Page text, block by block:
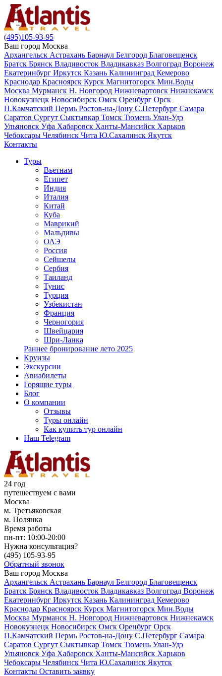
(495)105-93-95
Ваш город Москва
Архангельск Астрахань Барнаул Белгород Благовещенск
Братск Брянск Владивосток Владикавказ Волгоград Воронеж
Екатеринбург Иркутск Казань Калининград Кемерово
Краснодар Красноярск Курск Магнитогорск Мин.Воды
Москва Мурманск Н. Новгород Нижневартовск Нижнекамск
Новокузнецк Новосибирск Омск Оренбург Орск
П.Камчатский Пермь Ростов-на-Дону С.Петербург Самара
Саратов Сургут Сыктывкар Томск Тюмень Улан-Удэ
Ульяновск Уфа Хабаровск Ханты-Мансийск Харьков
Чебоксары Челябинск Чита Ю.Сахалинск Якутск
Контакты
Туры
Вьетнам
Египет
Индия
Италия
Китай
Куба
Маврикий
Мальдивы
ОАЭ
Россия
Сейшелы
Сербия
Таиланд
Тунис
Турция
Узбекистан
Франция
Черногория
Швейцария
Шри-Ланка
Раннее бронирование лето 2025
Круизы
Экскурсии
Авиабилеты
Горящие туры
Блог
О компании
Отзывы
Туры онлайн
Как купить тур онлайн
Наш Telegram
24 год
путешествуем с вами
Москва
м. Третьяковская
м. Полянка
Время работы
пн-пт: 10:00-20:00
Нужна консультация?
(495) 105-93-95
Обратный звонок
Ваш город Москва
Архангельск Астрахань Барнаул Белгород Благовещенск
Братск Брянск Владивосток Владикавказ Волгоград Воронеж
Екатеринбург Иркутск Казань Калининград Кемерово
Краснодар Красноярск Курск Магнитогорск Мин.Воды
Москва Мурманск Н. Новгород Нижневартовск Нижнекамск
Новокузнецк Новосибирск Омск Оренбург Орск
П.Камчатский Пермь Ростов-на-Дону С.Петербург Самара
Саратов Сургут Сыктывкар Томск Тюмень Улан-Удэ
Ульяновск Уфа Хабаровск Ханты-Мансийск Харьков
Чебоксары Челябинск Чита Ю.Сахалинск Якутск
Контакты Оставить заявку